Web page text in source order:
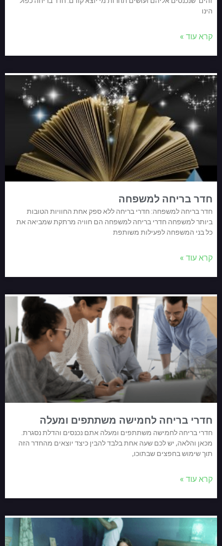
הינו
קרא עוד »
חדר בריחה למשפחה
חדר בריחה למשפחה: חדרי בריחה ללא ספק אחת החוויות הטובות
ביותר למשפחה חדרי בריחה למשפחה הם חוויה מרתקת שמביאה את
כל בני המשפחה לפעילות משותפת
קרא עוד »
חדרי בריחה לחמישה משתתפים ומעלה
חדרי בריחה לחמישה משתתפים ומעלה אתם נכנסים והדלת נסגרת.
מכאן והלאה, יש לכם שעה אחת בלבד להבין כיצד יוצאים מהחדר הזה
תוך שימוש בחפצים שבתוכו,
קרא עוד »